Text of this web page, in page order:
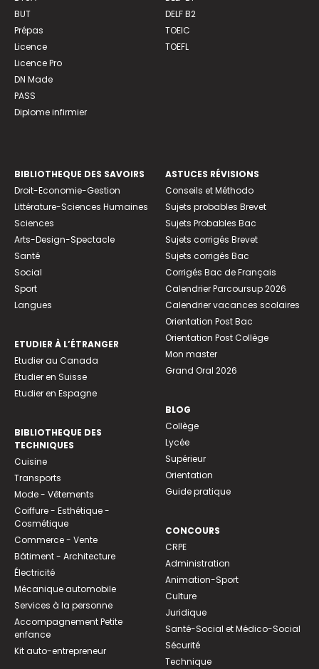
BUT
Prépas
Licence
Licence Pro
DN Made
PASS
Diplome infirmier
DELF B2
TOEIC
TOEFL
BIBLIOTHEQUE DES SAVOIRS
Droit-Economie-Gestion
Littérature-Sciences Humaines
Sciences
Arts-Design-Spectacle
Santé
Social
Sport
Langues
ETUDIER À L’ÉTRANGER
Etudier au Canada
Etudier en Suisse
Etudier en Espagne
BIBLIOTHEQUE DES
TECHNIQUES
Cuisine
Transports
Mode - Vêtements
Coiffure - Esthétique -
Cosmétique
Commerce - Vente
Bâtiment - Architecture
Électricité
Mécanique automobile
Services à la personne
Accompagnement Petite
enfance
Kit auto-entrepreneur
ASTUCES RÉVISIONS
Conseils et Méthodo
Sujets probables Brevet
Sujets Probables Bac
Sujets corrigés Brevet
Sujets corrigés Bac
Corrigés Bac de Français
Calendrier Parcoursup 2026
Calendrier vacances scolaires
Orientation Post Bac
Orientation Post Collège
Mon master
Grand Oral 2026
BLOG
Collège
Lycée
Supérieur
Orientation
Guide pratique
CONCOURS
CRPE
Administration
Animation-Sport
Culture
Juridique
Santé-Social et Médico-Social
Sécurité
Technique